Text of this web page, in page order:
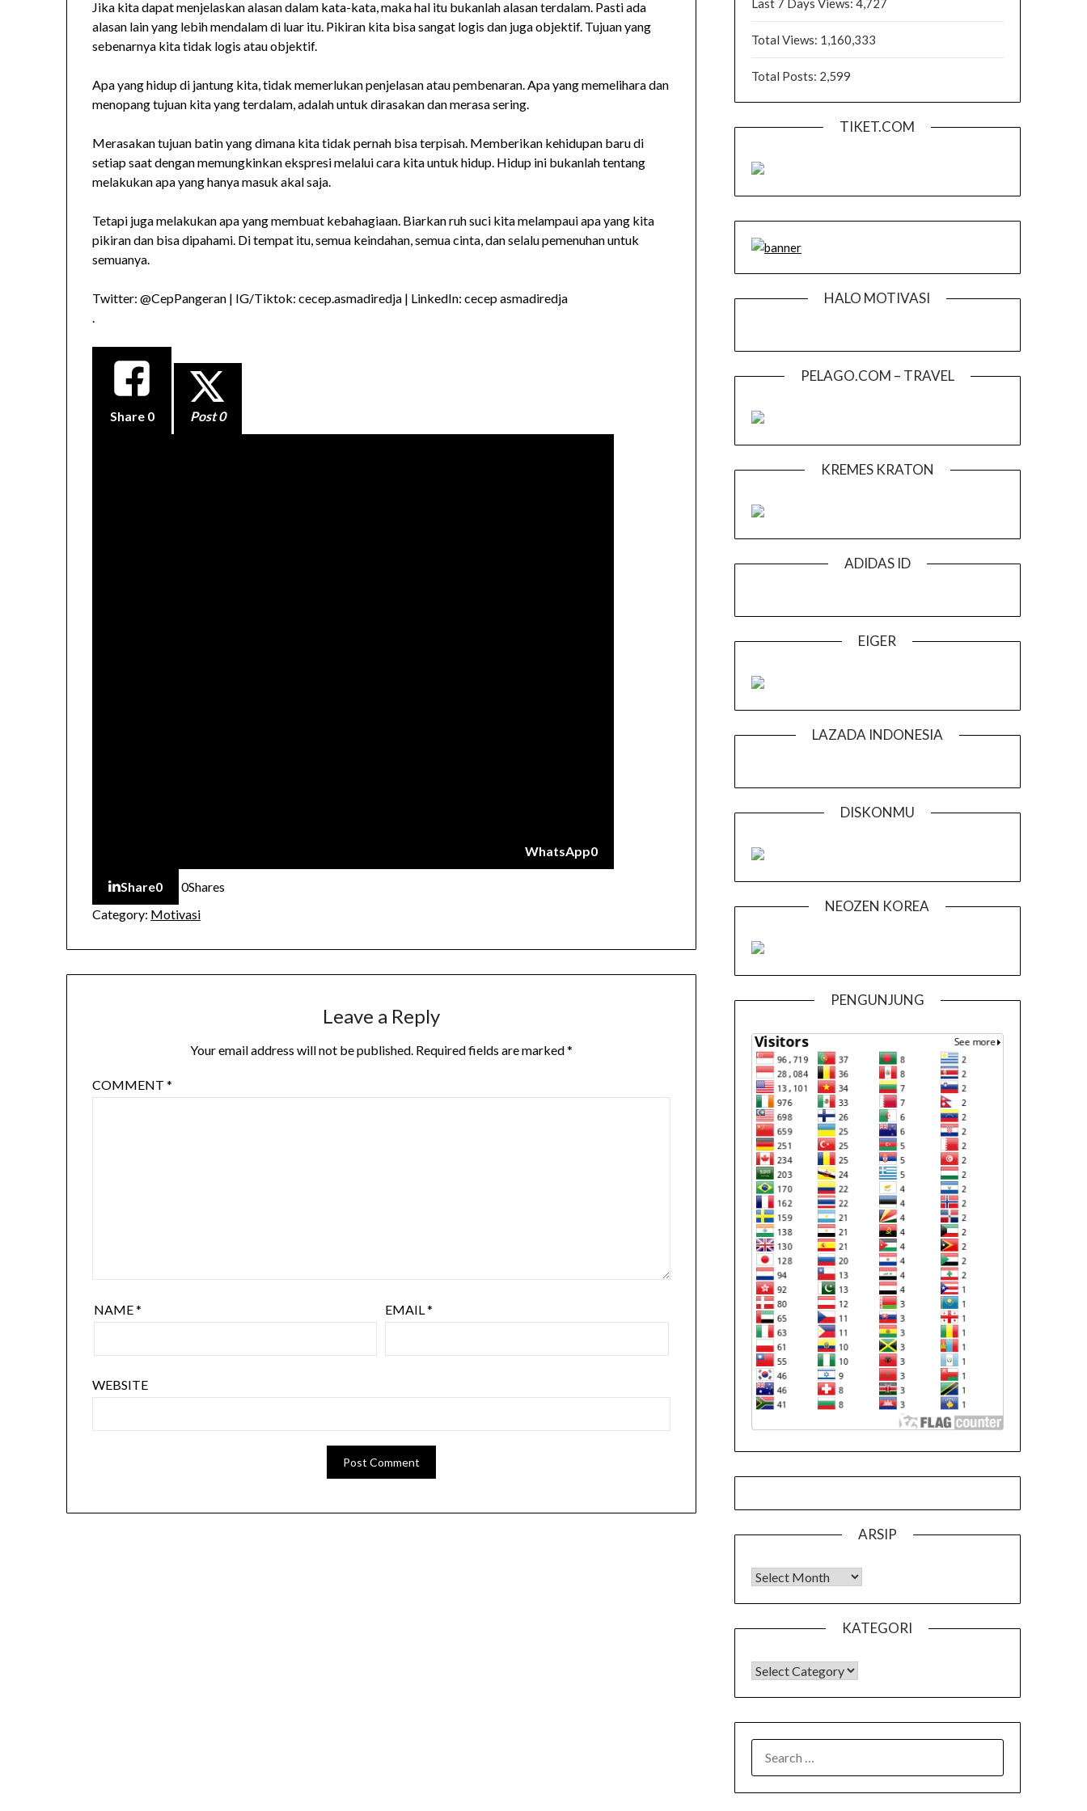
Jika kita dapat menjelaskan alasan dalam kata-kata, maka hal itu bukanlah alasan terdalam. Pasti ada
alasan lain yang lebih mendalam di luar itu. Pikiran kita bisa sangat logis dan juga objektif. Tujuan yang
sebenarnya kita tidak logis atau objektif.
Apa yang hidup di jantung kita, tidak memerlukan penjelasan atau pembenaran. Apa yang memelihara dan
menopang tujuan kita yang terdalam, adalah untuk dirasakan dan merasa sering.
Merasakan tujuan batin yang dimana kita tidak pernah bisa terpisah. Memberikan kehidupan baru di
setiap saat dengan memungkinkan ekspresi melalui cara kita untuk hidup. Hidup ini bukanlah tentang
melakukan apa yang hanya masuk akal saja.
Tetapi juga melakukan apa yang membuat kebahagiaan. Biarkan ruh suci kita melampaui apa yang kita
pikiran dan bisa dipahami. Di tempat itu, semua keindahan, semua cinta, dan selalu pemenuhan untuk
semuanya.
Twitter: @CepPangeran | IG/Tiktok: cecep.asmadiredja | LinkedIn: cecep asmadiredja
.
Share 0 Post 0
WhatsApp0
Share0 0Shares
Category: Motivasi
Leave a Reply
Your email address will not be published. Required fields are marked*
COMMENT*
NAME* EMAIL*
WEBSITE
Last 7 Days Views: 4,727
Total Views: 1,160,333
Total Posts: 2,599
TIKET.COM
HALO MOTIVASI
PELAGO.COM – TRAVEL
KREMES KRATON
ADIDAS ID
EIGER
LAZADA INDONESIA
DISKONMU
NEOZEN KOREA
PENGUNJUNG
ARSIP
Arsip
KATEGORI
KATEGORI
FOR: